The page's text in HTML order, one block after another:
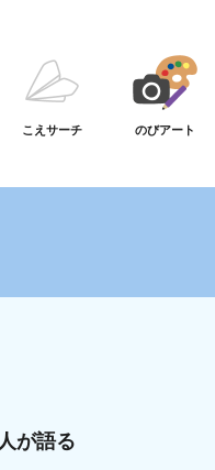
こえサーチ のびアート
が語る